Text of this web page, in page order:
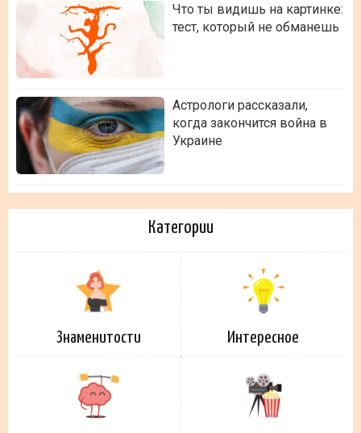
Что ты видишь на картинке:
тест, который не обманешь
Астрологи рассказали,
когда закончится война в
Украине
Категории
Знаменитости Интересное